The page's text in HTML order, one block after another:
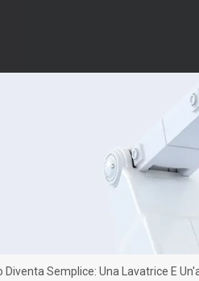
Diventa Semplice: Una Lavatrice E